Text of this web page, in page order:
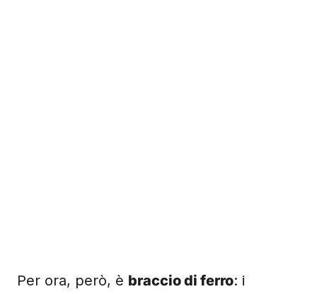
Per ora, però, è braccio di ferro: i